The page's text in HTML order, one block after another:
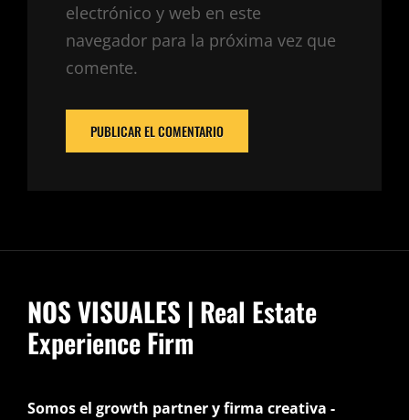
electrónico y web en este
navegador para la próxima vez que
comente.
NOS VISUALES| Real Estate
Experience Firm
Somos el growth partner y firma creativa -